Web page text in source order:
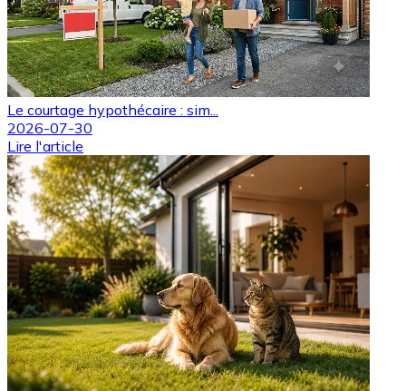
Le courtage hypothécaire : sim...
2026-07-30
Lire l'article